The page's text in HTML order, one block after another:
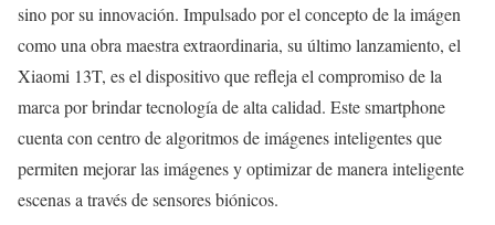
sino por su innovación. Impulsado por el concepto de la imágen
como una obra maestra extraordinaria, su último lanzamiento, el
Xiaomi 13T, es el dispositivo que refleja el compromiso de la
marca por brindar tecnología de alta calidad. Este smartphone
cuenta con centro de algoritmos de imágenes inteligentes que
permiten mejorar las imágenes y optimizar de manera inteligente
escenas a través de sensores biónicos.